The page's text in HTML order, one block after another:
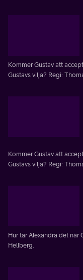
Kommer Gustav att
Gustavs vilja? Regi:
Kommer Gustav att
Gustavs vilja? Regi:
Hur tar Alexandra det när
Hellberg.